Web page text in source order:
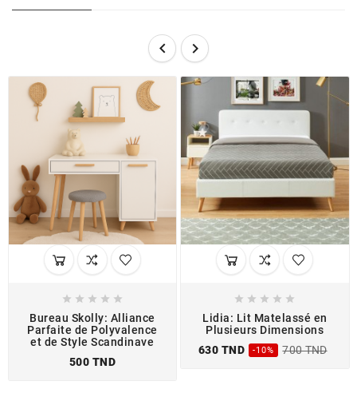
 
    
Bureau Skolly: Alliance
Parfaite de Polyvalence
et de Style Scandinave
500 TND
    
Lidia: Lit Matelassé en
Plusieurs Dimensions
630 TND
-10% 700 TND